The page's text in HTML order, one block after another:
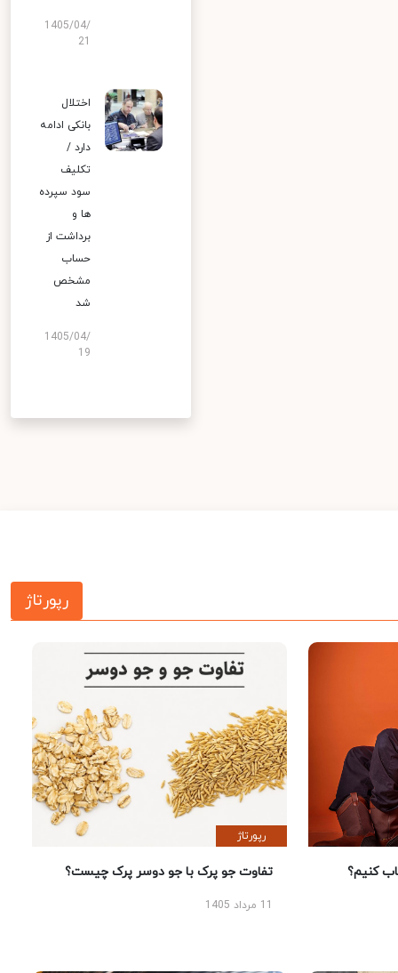
1405/04/
اختلال
بانکی ادامه
دارد /
تکلیف
سود سپرده
ها و
برداشت از
حساب
مشخص
شد
1405/04/
19
رپورتاژ
کنیم؟
رپورتاژ
تفاوت جو پرک با جو دوسر پرک چیست؟